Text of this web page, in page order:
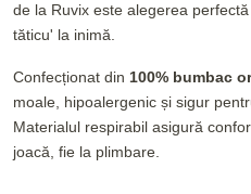
de la Ruvix este alegerea
tăticu' la inimă.
Confecționat din 100% bumbac
moale, hipoalergenic și sigur
Materialul respirabil asigură
joacă, fie la plimbare.